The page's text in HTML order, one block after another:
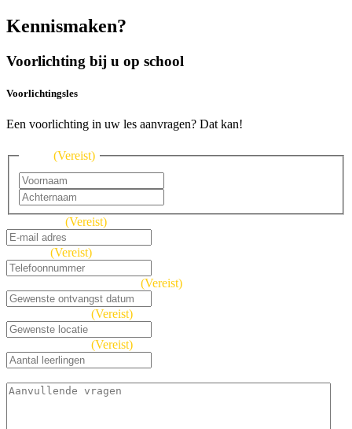
Kennismaken?
Voorlichting bij u op school
Voorlichtingsles
Een voorlichting in uw les aanvragen? Dat kan!
(Vereist)
(Vereist)
(Vereist)
(Vereist)
(Vereist)
(Vereist)